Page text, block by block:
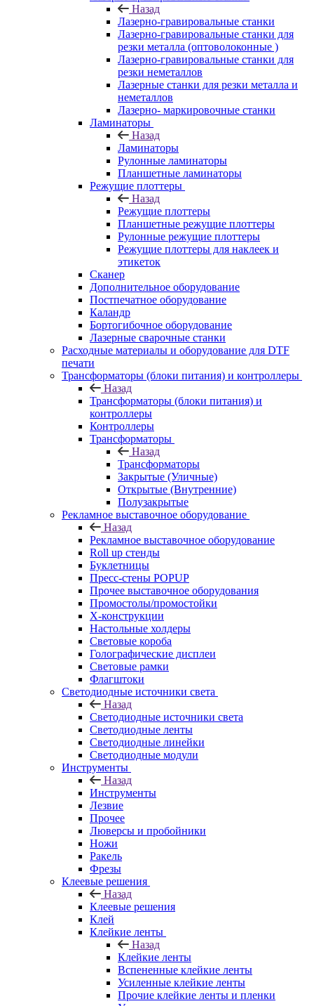
Назад
Лазерно-гравировальные станки
Лазерно-гравировальные станки для
резки металла (оптоволоконные )
Лазерно-гравировальные станки для
резки неметаллов
Лазерные станки для резки металла и
неметаллов
Лазерно- маркировочные станки
Ламинаторы
Назад
Ламинаторы
Рулонные ламинаторы
Планшетные ламинаторы
Режущие плоттеры
Назад
Режущие плоттеры
Планшетные режущие плоттеры
Рулонные режущие плоттеры
Режущие плоттеры для наклеек и
этикеток
Сканер
Дополнительное оборудование
Постпечатное оборудование
Каландр
Бортогибочное оборудование
Лазерные сварочные станки
Расходные материалы и оборудование для DTF
печати
Трансформаторы (блоки питания) и контроллеры
Назад
Трансформаторы (блоки питания) и
контроллеры
Контроллеры
Трансформаторы
Назад
Трансформаторы
Закрытые (Уличные)
Открытые (Внутренние)
Полузакрытые
Рекламное выставочное оборудование
Назад
Рекламное выставочное оборудование
Roll up стенды
Буклетницы
Пресс-стены POPUP
Прочее выставочное оборудования
Промостолы/промостойки
Х-конструкции
Настольные холдеры
Световые короба
Голографические дисплеи
Световые рамки
Флагштоки
Светодиодные источники света
Назад
Светодиодные источники света
Светодиодные ленты
Светодиодные линейки
Светодиодные модули
Инструменты
Назад
Инструменты
Лезвие
Прочее
Люверсы и пробойники
Ножи
Ракель
Фрезы
Клеевые решения
Назад
Клеевые решения
Клей
Клейкие ленты
Назад
Клейкие ленты
Вспененные клейкие ленты
Усиленные клейкие ленты
Прочие клейкие ленты и пленки